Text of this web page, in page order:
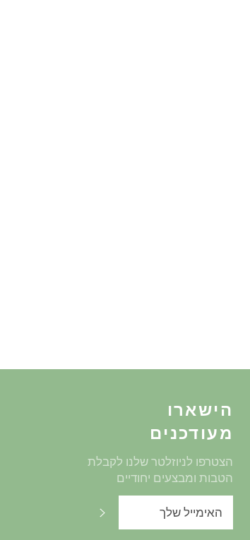
הישארו
מעודכנים
הצטרפו לניוזלטר שלנו לקבלת
הטבות ומבצעים יחודיים